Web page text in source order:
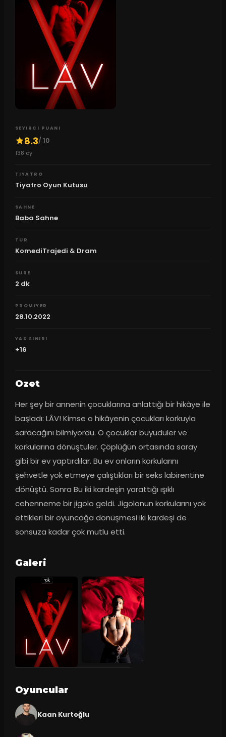
SEYIRCI PUANI
8.3/ 10
138 oy
TIYATRO
Tiyatro Oyun Kutusu
SAHNE
Baba Sahne
TUR
KomediTrajedi & Dram
SURE
2 dk
PROMIYER
28.10.2022
YAS SINIRI
+16
Ozet
Her şey bir annenin çocuklarına anlattığı bir hikâye ile
başladı: LÂV! Kimse o hikâyenin çocukları korkuyla
saracağını bilmiyordu. O çocuklar büyüdüler ve
korkularına dönüştüler. Çöplüğün ortasında saray
gibi bir ev yaptırdılar. Bu ev onların korkularını
şehvetle yok etmeye çalıştıkları bir seks labirentine
dönüştü. Sonra Bu iki kardeşin yarattığı ışıklı
cehenneme bir jigolo geldi. Jigolonun korkularını yok
ettikleri bir oyuncağa dönüşmesi iki kardeşi de
sonsuza kadar çok mutlu etti.
Galeri
Oyuncular
Kaan Kurtoğlu